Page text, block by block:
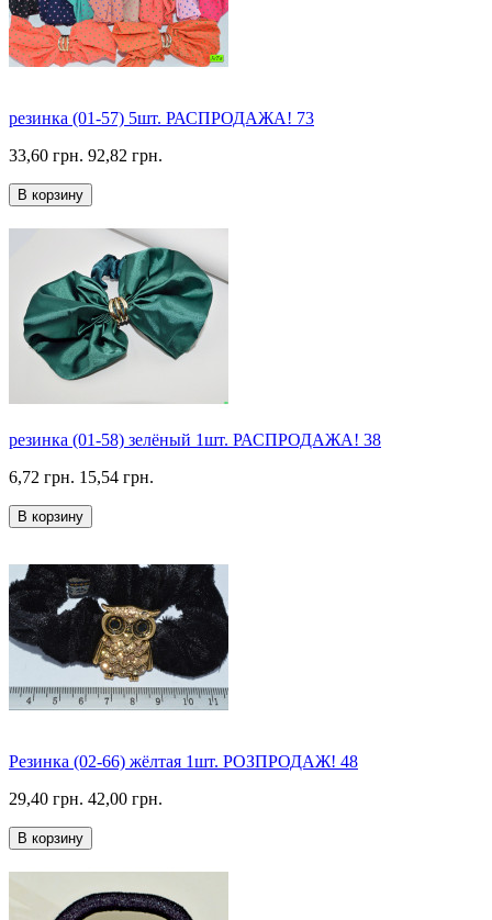
резинка (01-57) 5шт. РАСПРОДАЖА! 73
33,60 грн. 92,82 грн.
В корзину
резинка (01-58) зелёный 1шт. РАСПРОДАЖА! 38
6,72 грн. 15,54 грн.
В корзину
Резинка (02-66) жёлтая 1шт. РОЗПРОДАЖ! 48
29,40 грн. 42,00 грн.
В корзину